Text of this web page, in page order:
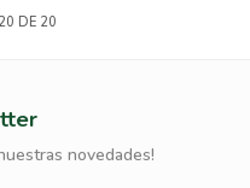
20 DE 20
novedades!